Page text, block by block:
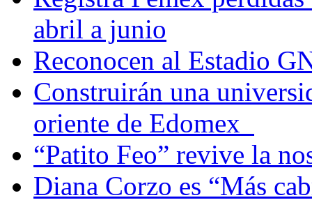
abril a junio
Reconocen al Estadio
Construirán una
oriente de Edomex
“Patito Feo” revive la
Diana Corzo es “Más